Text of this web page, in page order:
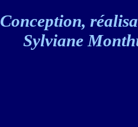
Conception,
Sylviane